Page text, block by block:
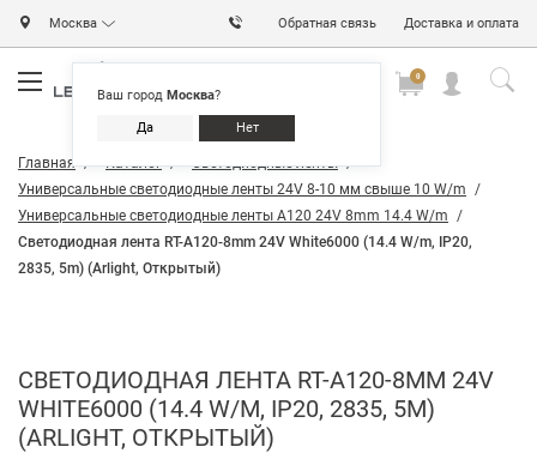
Москва
Ваш город Москва?
Да Нет
Обратная связь Доставка и оплата
0
Главная Каталог
Светодиодные ленты
Универсальные светодиодные ленты 24V 8-10 мм свыше 10 W/m
Универсальные светодиодные ленты A120 24V 8mm 14.4 W/m
Светодиодная лента RT-A120-8mm 24V White6000 (14.4 W/m, IP20,
2835, 5m) (Arlight, Открытый)
СВЕТОДИОДНАЯ ЛЕНТА RT-A120-8MM 24V
WHITE6000 (14.4 W/M, IP20, 2835, 5M)
(ARLIGHT, ОТКРЫТЫЙ)